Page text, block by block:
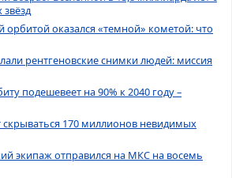
орбитой оказался «темной» кометой: что
рентгеновские снимки людей: миссия
подешевеет на 90% к 2040 году –
170 миллионов невидимых
экипаж отправился на МКС на восемь